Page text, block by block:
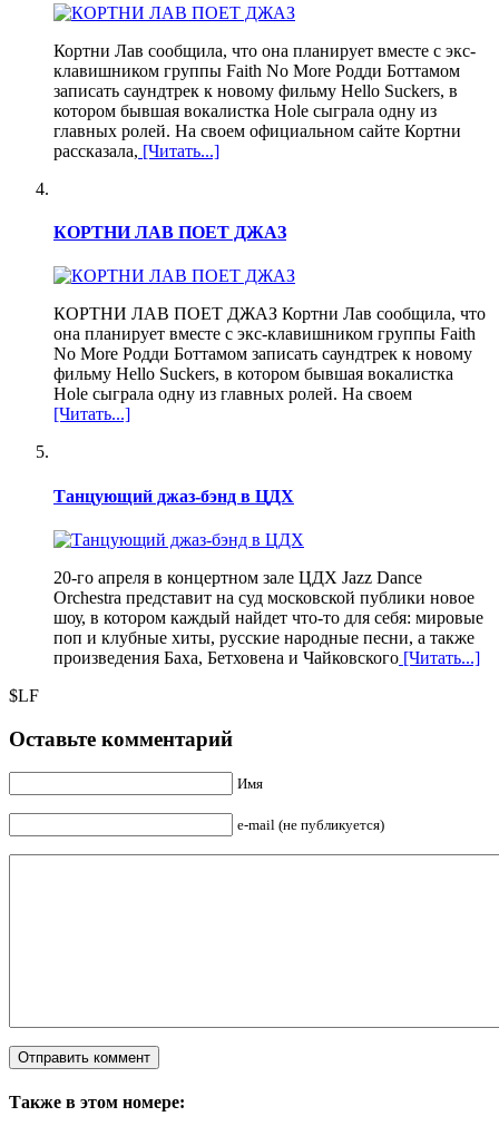
Кортни Лав сообщила, что она планирует вместе с экс-
клавишником группы Faith No More Родди Боттамом
записать саундтрек к новому фильму Hello Suckers, в
котором бывшая вокалистка Hole сыграла одну из
главных ролей. На своем официальном сайте Кортни
рассказала, [Читать...]
КОРТНИ ЛАВ ПОЕТ ДЖАЗ
КОРТНИ ЛАВ ПОЕТ ДЖАЗ Кортни Лав сообщила, что
она планирует вместе с экс-клавишником группы Faith
No More Родди Боттамом записать саундтрек к новому
фильму Hello Suckers, в котором бывшая вокалистка
Hole сыграла одну из главных ролей. На своем
[Читать...]
Танцующий джаз-бэнд в ЦДХ
20-го апреля в концертном зале ЦДХ Jazz Dance
Orchestra представит на суд московской публики новое
шоу, в котором каждый найдет что-то для себя: мировые
поп и клубные хиты, русские народные песни, а также
произведения Баха, Бетховена и Чайковского [Читать...]
$LF
Оставьте комментарий
Имя
e-mail (не публикуется)
Также в этом номере: